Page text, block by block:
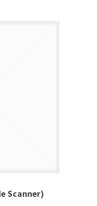
Scanner)